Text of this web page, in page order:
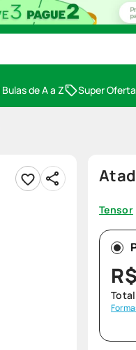
Bulas de A a Z Super
Tensor
R$